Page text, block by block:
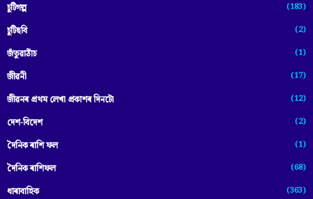
চুটিগল্প (183)
চুটিছবি (2)
জঁতুৱাঠাঁচ (1)
জীৱনী (17)
জীৱনৰ প্ৰথম লেখা প্ৰকাশৰ দিনটো (12)
দেশ-বিদেশ (2)
দৈনিক ৰাশি ফল (1)
দৈনিক ৰাশিফল (68)
ধাৰাবাহিক (363)